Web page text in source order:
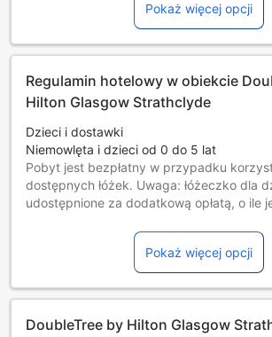
Pokaż więcej opcji
Regulamin hotelowy w obiekcie
Hilton Glasgow Strathclyde
Dzieci i dostawki
Niemowlęta i dzieci od 0 do 5 lat
Pobyt jest bezpłatny w przypadku
dostępnych łóżek. Uwaga: łóżeczko dla
udostępnione za dodatkową opłatą, o ile
Darmowy pobyt na dostępnych łóżkach.
Goście w wieku 18 lat i starsi są
Dostępność dodatkowych łóżek jest
szczegółowymi informacjami o pokoju.
Pokaż więcej opcji
DoubleTree by Hilton Glasgow